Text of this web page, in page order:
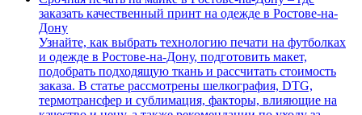
заказать качественный принт на одежде в Ростове-на-
Дону
Узнайте, как выбрать технологию печати на футболках
и одежде в Ростове-на-Дону, подготовить макет,
подобрать подходящую ткань и рассчитать стоимость
заказа. В статье рассмотрены шелкография, DTG,
термотрансфер и сублимация, факторы, влияющие на